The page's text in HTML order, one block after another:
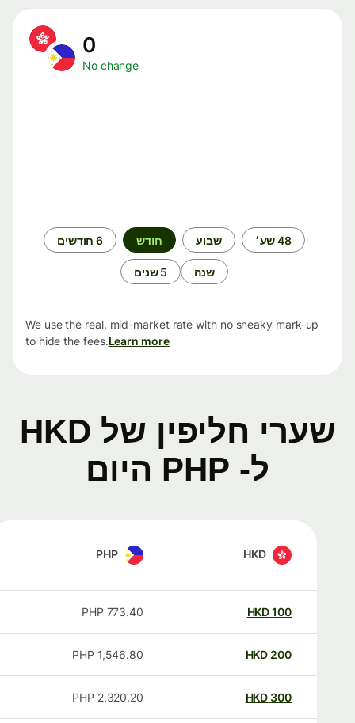
No change
48 שע׳ שבוע חודש 6 חודשים
שנה 5 שנים
We use the real, mid-market rate with no sneaky mark-up
to hide the fees.Learn more
שערי חליפין של HKD
ל- PHP היום
HKD
PHP
100
HKD
773.40
PHP
200
HKD
1,546.80
PHP
300
HKD
2,320.20
PHP